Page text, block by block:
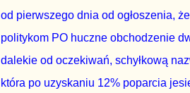
od pierwszego dnia od ogłoszenia,
politykom PO huczne obchodzenie
dalekie od oczekiwań, schyłkową
która po uzyskaniu 12% poparcia